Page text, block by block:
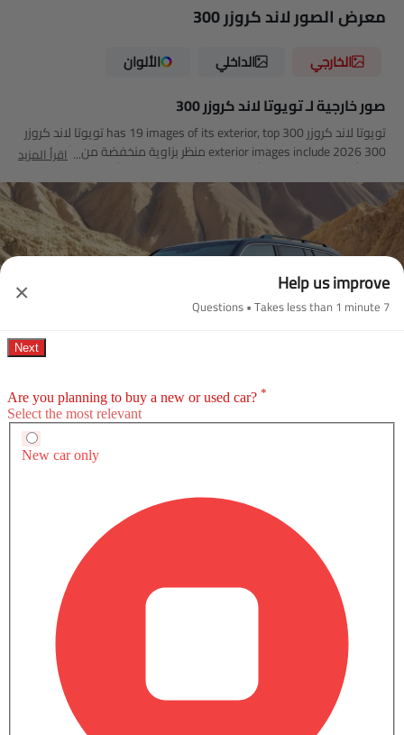
معرض الصور لاند كروزر 300
الخارجي الداخلي الألوان
صور خارجية لـ تويوتا لاند كروزر 300
تويوتا لاند كروزر 300 has 19 images of its exterior, top تويوتا لاند كروزر
300 2026 exterior images include منظر بزاوية منخفضة من الأمام,
منظر أمامي كامل, منظر أمامي متوسط, منظر جانبي أمامي, منظر الزاوية
الخلفية, منظر أمامي جانبي متقاطع, مصباح أمامي, منظر الصندوق عن
قرب, عجلة, مصباح الضباب الأمامي, قضبان السقف, مقبض الباب, منظر
الشبك الأمامي, الشعار, مرآة السائق الأمامية زاوية, عرض متقاطع خلفي,
عرض متوسط جانبي خلفي, منظر متوسط الزاوية الأمامية, منظر بزاوية
اقرأ المزيد
Help us improve
7 Questions • Takes less than 1 minute
×